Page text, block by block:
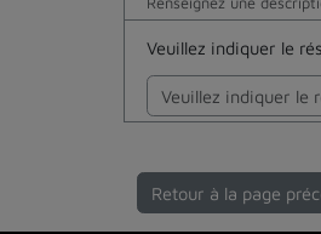
Veuillez indiquer le
Retour à la page